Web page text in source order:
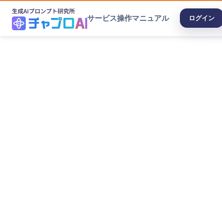
サービス操作マニュアル ログイン